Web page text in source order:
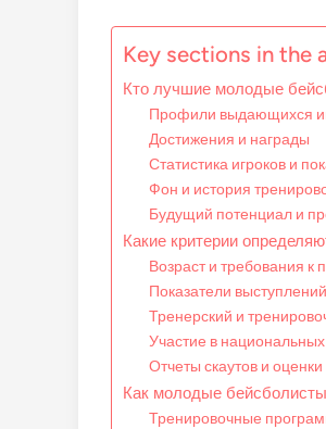
Key sections in the
Кто лучшие молодые
Профили выдающихся
Достижения и награды
Статистика игроков и
Фон и история
Будущий потенциал и
Какие критерии
Возраст и требования к
Показатели
Тренерский и
Участие в
Отчеты скаутов и оценки
Как молодые
Тренировочные